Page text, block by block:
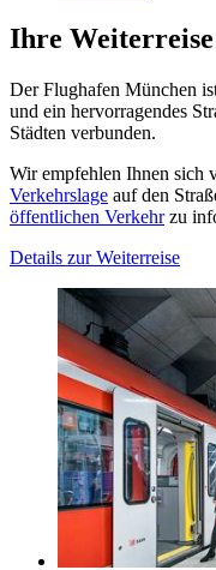
Ihre Weiterreise
Der Flughafen München
und ein hervorragendes
Städten verbunden.
Wir empfehlen Ihnen sich
Verkehrslage auf den
öffentlichen Verkehrzu
Details zur Weiterreise